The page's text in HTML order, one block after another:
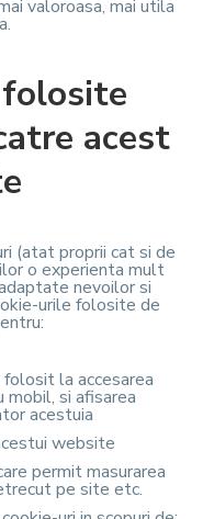
valoroasa, mai utila
acest
(atat proprii cat si de
o experienta mult
nevoilor si
urile folosite de
la accesarea
si afisarea
acestuia
website
permit masurarea
pe site etc.